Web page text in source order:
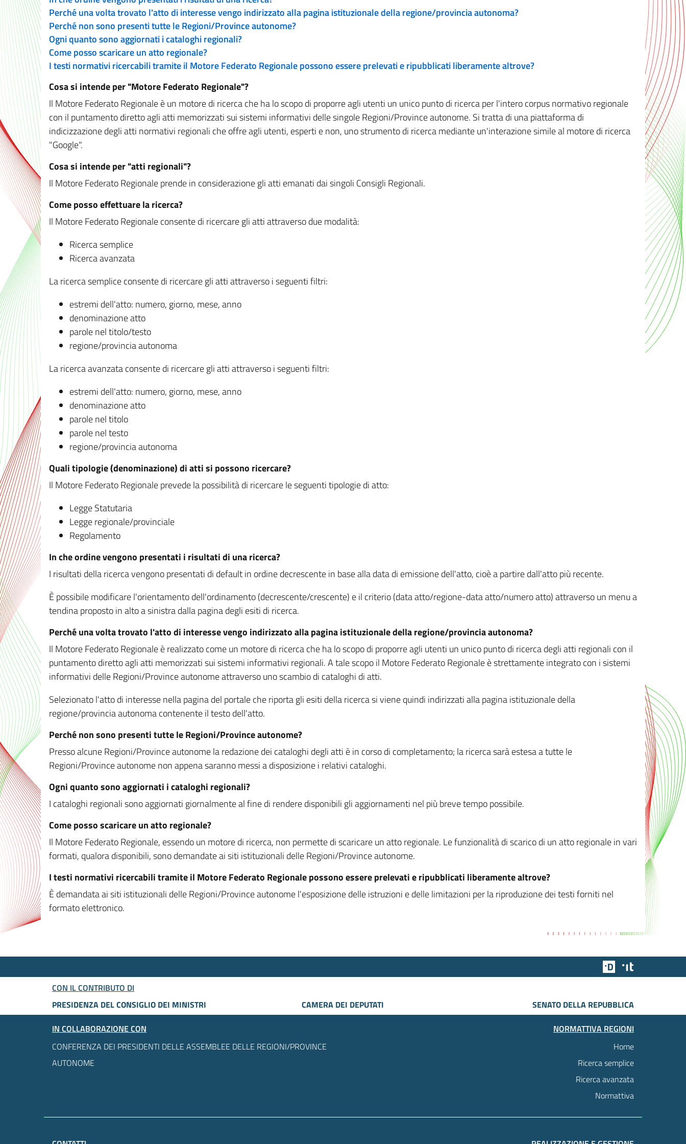
Perché una volta trovato l'atto di interesse vengo indirizzato alla pagina istituzionale della regione/provincia autonoma?
Perché non sono presenti tutte le Regioni/Province autonome?
Ogni quanto sono aggiornati i cataloghi regionali?
Come posso scaricare un atto regionale?
I testi normativi ricercabili tramite il Motore Federato Regionale possono essere prelevati e ripubblicati liberamente altrove?
Cosa si intende per "Motore Federato Regionale"?
Il Motore Federato Regionale è un motore di ricerca che ha lo scopo di proporre agli utenti un unico punto di ricerca per l'intero corpus normativo regionale
con il puntamento diretto agli atti memorizzati sui sistemi informativi delle singole Regioni/Province autonome. Si tratta di una piattaforma di
indicizzazione degli atti normativi regionali che offre agli utenti, esperti e non, uno strumento di ricerca mediante un'interazione simile al motore di ricerca
"Google".
Cosa si intende per "atti regionali"?
Il Motore Federato Regionale prende in considerazione gli atti emanati dai singoli Consigli Regionali.
Come posso effettuare la ricerca?
Il Motore Federato Regionale consente di ricercare gli atti attraverso due modalità:
Ricerca semplice
Ricerca avanzata
La ricerca semplice consente di ricercare gli atti attraverso i seguenti filtri:
estremi dell'atto: numero, giorno, mese, anno
denominazione atto
parole nel titolo/testo
regione/provincia autonoma
La ricerca avanzata consente di ricercare gli atti attraverso i seguenti filtri:
estremi dell'atto: numero, giorno, mese, anno
denominazione atto
parole nel titolo
parole nel testo
regione/provincia autonoma
Quali tipologie (denominazione) di atti si possono ricercare?
Il Motore Federato Regionale prevede la possibilità di ricercare le seguenti tipologie di atto:
Legge Statutaria
Legge regionale/provinciale
Regolamento
In che ordine vengono presentati i risultati di una ricerca?
I risultati della ricerca vengono presentati di default in ordine decrescente in base alla data di emissione dell'atto, cioè a partire dall'atto più recente.
È possibile modificare l'orientamento dell'ordinamento (decrescente/crescente) e il criterio (data atto/regione-data atto/numero atto) attraverso un menu a
tendina proposto in alto a sinistra dalla pagina degli esiti di ricerca.
Perché una volta trovato l'atto di interesse vengo indirizzato alla pagina istituzionale della regione/provincia autonoma?
Il Motore Federato Regionale è realizzato come un motore di ricerca che ha lo scopo di proporre agli utenti un unico punto di ricerca degli atti regionali con il
puntamento diretto agli atti memorizzati sui sistemi informativi regionali. A tale scopo il Motore Federato Regionale è strettamente integrato con i sistemi
informativi delle Regioni/Province autonome attraverso uno scambio di cataloghi di atti.
Selezionato l'atto di interesse nella pagina del portale che riporta gli esiti della ricerca si viene quindi indirizzati alla pagina istituzionale della
regione/provincia autonoma contenente il testo dell'atto.
Perché non sono presenti tutte le Regioni/Province autonome?
Presso alcune Regioni/Province autonome la redazione dei cataloghi degli atti è in corso di completamento; la ricerca sarà estesa a tutte le
Regioni/Province autonome non appena saranno messi a disposizione i relativi cataloghi.
Ogni quanto sono aggiornati i cataloghi regionali?
I cataloghi regionali sono aggiornati giornalmente al fine di rendere disponibili gli aggiornamenti nel più breve tempo possibile.
Come posso scaricare un atto regionale?
Il Motore Federato Regionale, essendo un motore di ricerca, non permette di scaricare un atto regionale. Le funzionalità di scarico di un atto regionale in vari
formati, qualora disponibili, sono demandate ai siti istituzionali delle Regioni/Province autonome.
I testi normativi ricercabili tramite il Motore Federato Regionale possono essere prelevati e ripubblicati liberamente altrove?
È demandata ai siti istituzionali delle Regioni/Province autonome l'esposizione delle istruzioni e delle limitazioni per la riproduzione dei testi forniti nel
formato elettronico.
Team Digitale
CON IL CONTRIBUTO DI
PRESIDENZA DEL CONSIGLIO DEI MINISTRI
CAMERA DEI DEPUTATI
SENATO DELLA REPUBBLICA
IN COLLABORAZIONE CON
CONFERENZA DEI PRESIDENTI DELLE ASSEMBLEE DELLE REGIONI/PROVINCE
AUTONOME
NORMATTIVA REGIONI
Home
Ricerca semplice
Ricerca avanzata
Normattiva